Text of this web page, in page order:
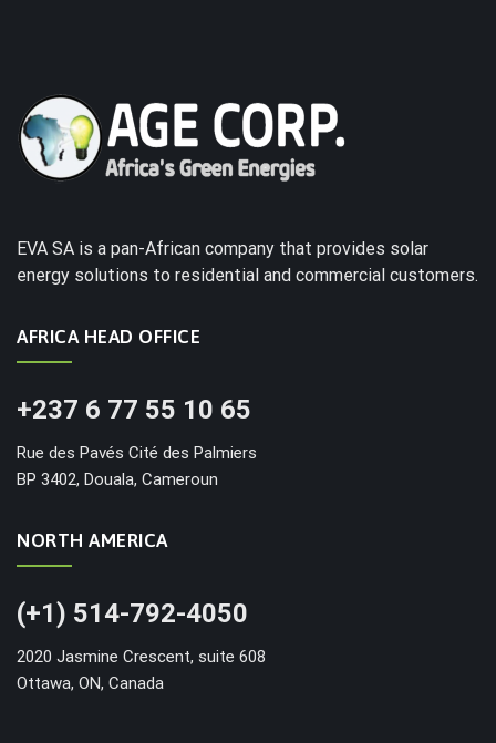
EVA SA is a pan-African company that provides solar
energy solutions to residential and commercial customers.
AFRICA HEAD OFFICE
+237 6 77 55 10 65
Rue des Pavés Cité des Palmiers
BP 3402, Douala, Cameroun
NORTH AMERICA
(+1) 514-792-4050
2020 Jasmine Crescent, suite 608
Ottawa, ON, Canada